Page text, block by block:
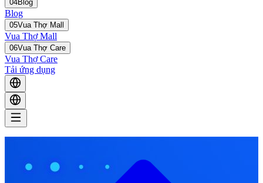
04Blog
Blog
05Vua Thợ Mall
Vua Thợ Mall
06Vua Thợ Care
Vua Thợ Care
Tải ứng dụng